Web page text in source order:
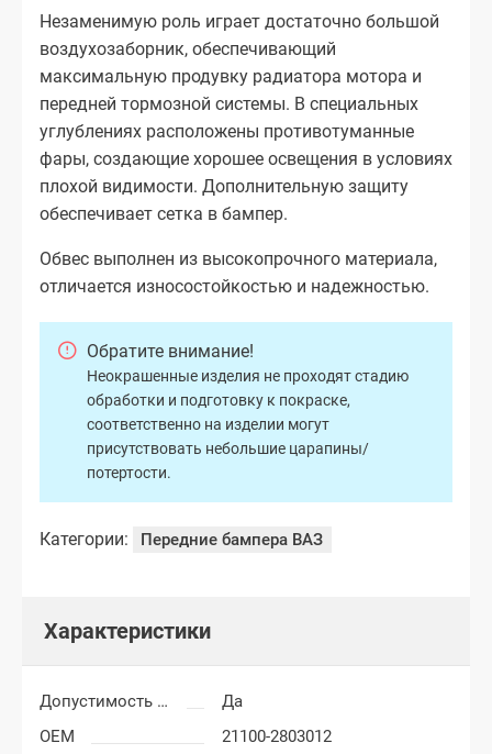
Незаменимую роль играет достаточно большой
воздухозаборник, обеспечивающий
максимальную продувку радиатора мотора и
передней тормозной системы. В специальных
углублениях расположены противотуманные
фары, создающие хорошее освещения в условиях
плохой видимости. Дополнительную защиту
обеспечивает сетка в бампер.
Обвес выполнен из высокопрочного материала,
отличается износостойкостью и надежностью.
Обратите внимание!
Неокрашенные изделия не проходят стадию
обработки и подготовку к покраске,
соответственно на изделии могут
присутствовать небольшие царапины/
потертости.
Категории: Передние бампера ВАЗ
Характеристики
Допустимость мелких царапин
Да
OEM
21100-2803012